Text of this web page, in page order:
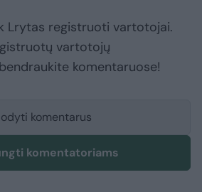
Lrytas registruoti vartotojai.
vartotojų
komentaruose!
komentarus
komentatoriams